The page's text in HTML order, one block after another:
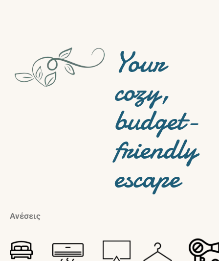
Your
cozy,
budget-
friendly
escape
Ανέσεις